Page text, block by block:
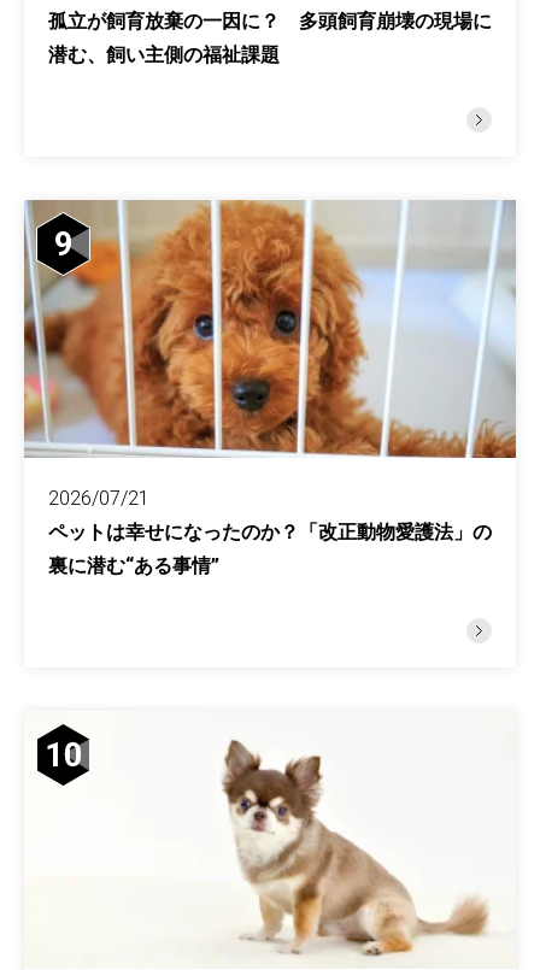
孤立が飼育放棄の一因に？ 多頭飼育崩壊の現場に
潜む、飼い主側の福祉課題
9
2026/07/21
ペットは幸せになったのか？「改正動物愛護法」の
裏に潜む“ある事情”
10